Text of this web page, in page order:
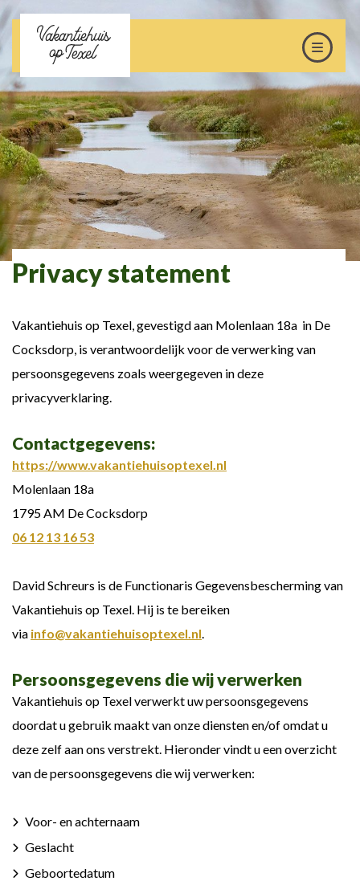
Privacy statement
Vakantiehuis op Texel, gevestigd aan Molenlaan 18a in De
Cocksdorp, is verantwoordelijk voor de verwerking van
persoonsgegevens zoals weergegeven in deze
privacyverklaring.
Contactgegevens:
https://www.vakantiehuisoptexel.nl
Molenlaan 18a
1795 AM De Cocksdorp
06 12 13 16 53
David Schreurs is de Functionaris Gegevensbescherming van
Vakantiehuis op Texel. Hij is te bereiken
via info@vakantiehuisoptexel.nl.
Persoonsgegevens die wij verwerken
Vakantiehuis op Texel verwerkt uw persoonsgegevens
doordat u gebruik maakt van onze diensten en/of omdat u
deze zelf aan ons verstrekt. Hieronder vindt u een overzicht
van de persoonsgegevens die wij verwerken:
Voor- en achternaam
Geslacht
Geboortedatum